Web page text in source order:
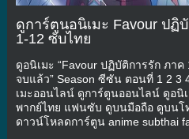
ดูการ์ตูนอนิเมะ Favour ปฏิ
1-12 ซับไทย
ดูอนิเมะ “Favour ปฏิบัติการรัก ภาค
จบแล้ว” Season ซีซัน ตอนที่ 1 2 3
เมะออนไลน์ ดูการ์ตูนออนไลน์ ดูอนิ
พากย์ไทย แฟนซับ ดูบนมือถือ ดูบนโ
ดาวน์โหลดการ์ตูน anime subthai